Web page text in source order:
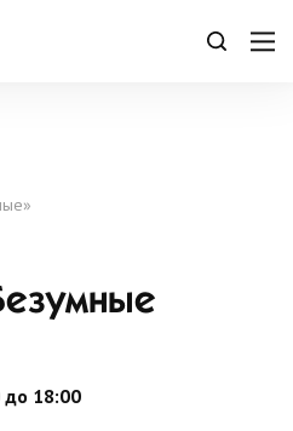
до 18:00